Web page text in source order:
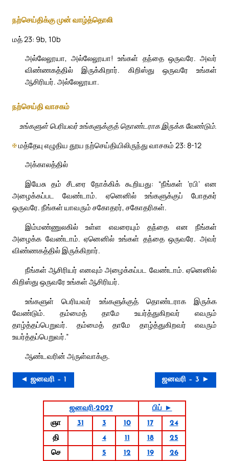
நற்செய்திக்கு முன் வாழ்த்தொலி
மத் 23: 9b, 10b
அல்லேலூயா, அல்லேலூயா! உங்கள் தந்தை ஒருவரே. அவர்
விண்ணகத்தில் இருக்கிறார். கிறிஸ்து ஒருவரே உங்கள்
ஆசிரியர். அல்லேலூயா.
நற்செய்தி வாசகம்
உங்களுள் பெரியவர் உங்களுக்குத் தொண்டராக இருக்க வேண்டும்.
✠மத்தேயு எழுதிய தூய நற்செய்தியிலிருந்து வாசகம் 23: 8-12
அக்காலத்தில்
இயேசு தம் சீடரை நோக்கிக் கூறியது: “நீங்கள் ‘ரபி’ என
அழைக்கப்பட வேண்டாம். ஏனெனில் உங்களுக்குப் போதகர்
ஒருவரே. நீங்கள் யாவரும் சகோதரர், சகோதரிகள்.
இம்மண்ணுலகில் உள்ள எவரையும் தந்தை என நீங்கள்
அழைக்க வேண்டாம். ஏனெனில் உங்கள் தந்தை ஒருவரே. அவர்
விண்ணகத்தில் இருக்கிறார்.
நீங்கள் ஆசிரியர் எனவும் அழைக்கப்பட வேண்டாம். ஏனெனில்
கிறிஸ்து ஒருவரே உங்கள் ஆசிரியர்.
உங்களுள் பெரியவர் உங்களுக்குத் தொண்டராக இருக்க
வேண்டும். தம்மைத் தாமே உயர்த்துகிறவர் எவரும்
தாழ்த்தப்பெறுவர். தம்மைத் தாமே தாழ்த்துகிறவர் எவரும்
உயர்த்தப்பெறுவர்.”
ஆண்டவரின் அருள்வாக்கு.
◄ ஜனவரி – 1 ஜனவரி – 3 ►
ஜனவரி-2027
பிப் ►
ஞா
31 3 10 17
24
தி
4 11 18
25
செ
5 12 19
26